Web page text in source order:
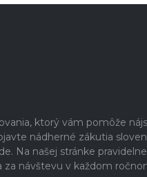
ktorý vám pomôže
nádherné zákutia
Na našej stránke
návštevu v každom